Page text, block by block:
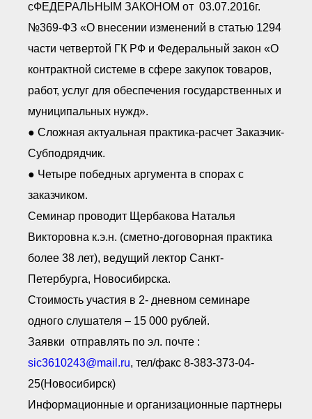
сФЕДЕРАЛЬНЫМ ЗАКОНОМ от 03.07.2016г.
№369-ФЗ «О внесении изменений в статью 1294
части четвертой ГК РФ и Федеральный закон «О
контрактной системе в сфере закупок товаров,
работ, услуг для обеспечения государственных и
муниципальных нужд».
● Сложная актуальная практика-расчет Заказчик-
Субподрядчик.
● Четыре победных аргумента в спорах с
заказчиком.
Семинар проводит Щербакова Наталья
Викторовна к.э.н. (сметно-договорная практика
более 38 лет), ведущий лектор Санкт-
Петербурга, Новосибирска.
Стоимость участия в 2- дневном семинаре
одного слушателя – 15 000 рублей.
Заявки отправлять по эл. почте :
sic3610243@mail.ru, тел/факс 8-383-373-04-
25(Новосибирск)
Информационные и организационные партнеры